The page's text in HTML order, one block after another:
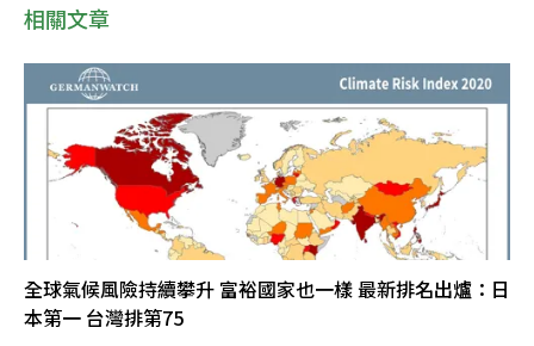
相關文章
全球氣候風險持續攀升 富裕國家也一樣 最新排名出爐：日
本第一 台灣排第75